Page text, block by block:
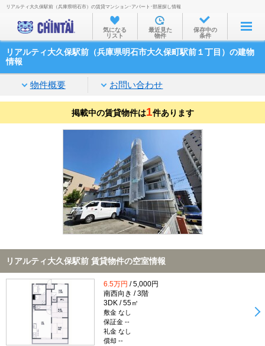
お部屋を探す
沿線・駅から
家賃相場から
通勤通学時間から
物件特集から
不動産会社から
TOP
リアルティ大久保駅前（兵庫県明石市）の賃貸マンション･アパート･部屋探し情報
気になる
リスト
最近見た
物件
保存中の
条件
リアルティ大久保駅前（兵庫県明石市大久保町駅前１丁目）の建物
情報
物件概要 お問い合わせ
掲載中の賃貸物件は1件あります
リアルティ大久保駅前 賃貸物件の空室情報
6.5万円 / 5,000円
南西向き / 3階
3DK / 55㎡
敷金 なし
保証金 --
礼金 なし
償却 --